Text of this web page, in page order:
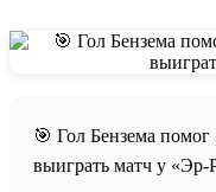
🎯 Гол Бензема
выиграть матч у «Эр-